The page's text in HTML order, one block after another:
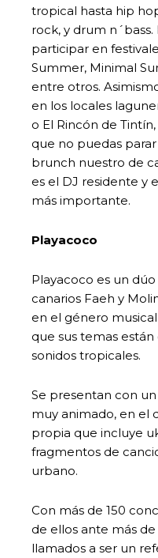
tropical hasta hip
rock, y drum
participar en
Summer, Minimal
entre otros.
en los locales
o El Rincón de
que no puedas parar
brunch nuestro de
es el DJ residente y
más importante.
Playacoco
Playacoco es un
canarios Faeh y
en el género musical
que sus temas
sonidos tropicales.
Se presentan con
muy animado, en el
propia que incluye
fragmentos de
urbano.
Con más de 150
de ellos ante más
llamados a ser un